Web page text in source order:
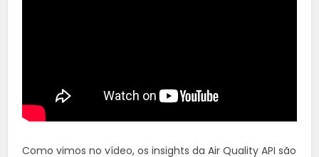
Como vimos no vídeo, os insights da Air Quality API são